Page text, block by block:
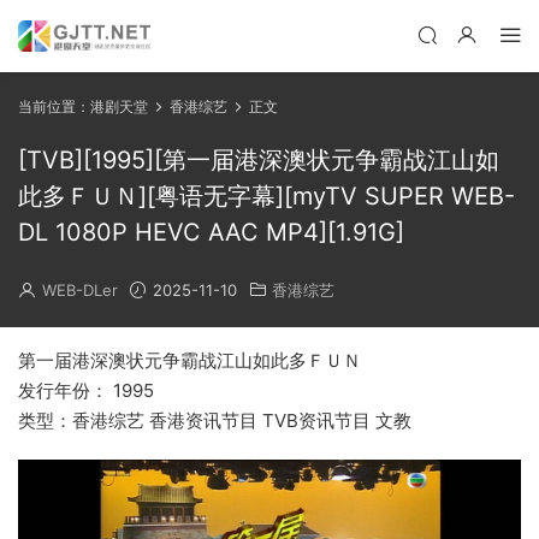
当前位置： 港剧天堂 香港综艺 正文
[TVB][1995][第一届港深澳状元争霸战江山如
此多ＦＵＮ][粤语无字幕][myTV SUPER WEB-
DL 1080P HEVC AAC MP4][1.91G]
WEB-DLer 2025-11-10 香港综艺
第一届港深澳状元争霸战江山如此多ＦＵＮ
发行年份： 1995
类型：香港综艺 香港资讯节目 TVB资讯节目 文教